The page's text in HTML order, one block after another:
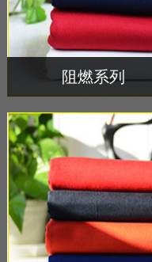
阻燃系列